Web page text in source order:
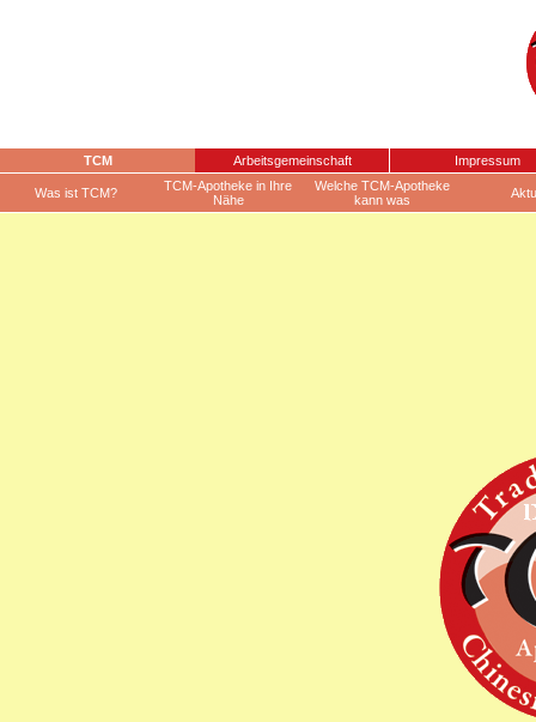
TCM Arbeitsgemeinschaft Impressum
Was ist TCM?
TCM-Apotheke in Ihre
Nähe
Welche TCM-Apotheke
kann was